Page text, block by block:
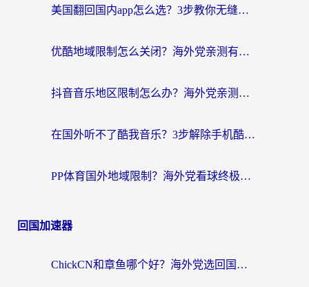
美国翻回国内app怎么选？3步教你无缝刷剧、登12123、访问国内网站
优酷地域限制怎么关闭？海外党亲测有效的追剧加速器选择指南
抖音音乐地区限制怎么办？海外党亲测有效的听歌自由指南
在国外听不了酷我音乐？3步解除手机酷我音乐海外限制，附实测好用加速器
PP体育国外地域限制？海外党看球终极方案：从欧洲杯到奥运会，中文解说不卡顿！
回国加速器
ChickCN和章鱼哪个好？海外党选回国加速器的3个关键维度 + 实用避坑指南